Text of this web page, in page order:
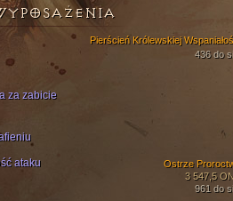
Ostrze
3 547,5
961 do
Pierścień Królewskiej
436 do
za zabicie
ataku